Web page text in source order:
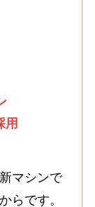
用
マシンで
らです。